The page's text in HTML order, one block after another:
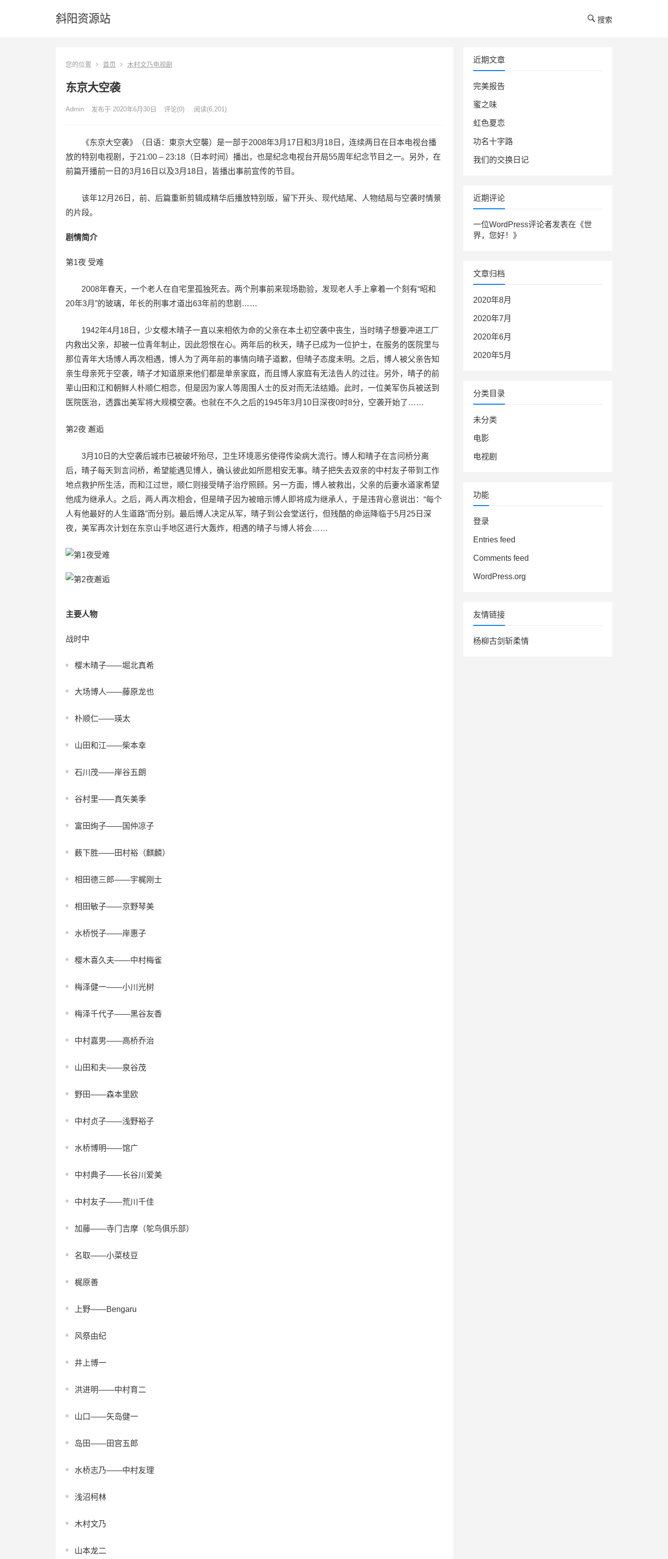
斜阳资源站 搜索
您的位置 首页 木村文乃电视剧
东京大空袭
Admin 发布于 2020年6月30日 评论(0) 阅读(6,201)
《东京大空袭》（日语：東京大空襲）是一部于2008年3月17日和3月18日，连续两日在日本电视台播
放的特别电视剧，于21:00 – 23:18（日本时间）播出，也是纪念电视台开局55周年纪念节目之一。另外，在
前篇开播前一日的3月16日以及3月18日，皆播出事前宣传的节目。
该年12月26日，前、后篇重新剪辑成精华后播放特别版，留下开头、现代结尾、人物结局与空袭时情景
的片段。
剧情简介
第1夜 受难
2008年春天，一个老人在自宅里孤独死去。两个刑事前来现场勘验，发现老人手上拿着一个刻有“昭和
20年3月”的玻璃，年长的刑事才道出63年前的悲剧……
1942年4月18日，少女樱木晴子一直以来相依为命的父亲在本土初空袭中丧生，当时晴子想要冲进工厂
内救出父亲，却被一位青年制止，因此怨恨在心。两年后的秋天，晴子已成为一位护士，在服务的医院里与
那位青年大场博人再次相遇，博人为了两年前的事情向晴子道歉，但晴子态度未明。之后，博人被父亲告知
亲生母亲死于空袭，晴子才知道原来他们都是单亲家庭，而且博人家庭有无法告人的过往。另外，晴子的前
辈山田和江和朝鲜人朴顺仁相恋，但是因为家人等周围人士的反对而无法结婚。此时，一位美军伤兵被送到
医院医治，透露出美军将大规模空袭。也就在不久之后的1945年3月10日深夜0时8分，空袭开始了……
第2夜 邂逅
3月10日的大空袭后城市已被破坏殆尽，卫生环境恶劣使得传染病大流行。博人和晴子在言问桥分离
后，晴子每天到言问桥，希望能遇见博人，确认彼此如所愿相安无事。晴子把失去双亲的中村友子带到工作
地点救护所生活，而和江过世，顺仁则接受晴子治疗照顾。另一方面，博人被救出，父亲的后妻水道家希望
他成为继承人。之后，两人再次相会，但是晴子因为被暗示博人即将成为继承人，于是违背心意说出：“每个
人有他最好的人生道路”而分别。最后博人决定从军，晴子到公会堂送行，但残酷的命运降临于5月25日深
夜，美军再次计划在东京山手地区进行大轰炸，相遇的晴子与博人将会……
主要人物
战时中
樱木晴子——堀北真希
大场博人——藤原龙也
朴顺仁——瑛太
山田和江——柴本幸
石川茂——岸谷五朗
谷村里——真矢美季
富田绚子——国仲凉子
薮下胜——田村裕（麒麟）
相田德三郎——宇梶刚士
相田敏子——京野琴美
水桥悦子——岸惠子
樱木喜久夫——中村梅雀
梅泽健一——小川光树
梅泽千代子——黑谷友香
中村嘉男——高桥乔治
山田和夫——泉谷茂
野田——森本里欧
中村贞子——浅野裕子
水桥博明——馆广
中村典子——长谷川爱美
中村友子——荒川千佳
加藤——寺门吉摩（鸵鸟俱乐部）
名取——小菜枝豆
梶原善
上野——Bengaru
风祭由纪
井上博一
洪进明——中村育二
山口——矢岛健一
岛田——田宫五郎
水桥志乃——中村友理
浅沼柯林
木村文乃
山本龙二
近期文章
完美报告
蜜之味
虹色夏恋
功名十字路
我们的交换日记
近期评论
一位WordPress评论者发表在《世
界，您好！ 》
文章归档
2020年8月
2020年7月
2020年6月
2020年5月
分类目录
未分类
电影
电视剧
功能
登录
Entries feed
Comments feed
WordPress.org
友情链接
杨柳古剑斩柔情